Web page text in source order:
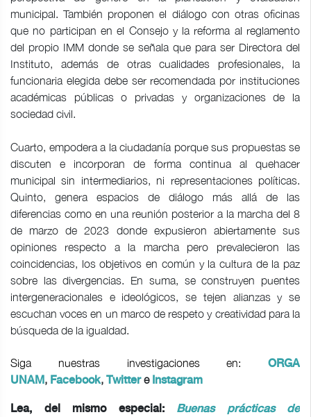
municipal. También proponen el diálogo con otras oficinas
que no participan en el Consejo y la reforma al reglamento
del propio IMM donde se señala que para ser Directora del
Instituto, además de otras cualidades profesionales, la
funcionaria elegida debe ser recomendada por instituciones
académicas públicas o privadas y organizaciones de la
sociedad civil.
Cuarto, empodera a la ciudadanía porque sus propuestas se
discuten e incorporan de forma continua al quehacer
municipal sin intermediarios, ni representaciones políticas.
Quinto, genera espacios de diálogo más allá de las
diferencias como en una reunión posterior a la marcha del 8
de marzo de 2023 donde expusieron abiertamente sus
opiniones respecto a la marcha pero prevalecieron las
coincidencias, los objetivos en común y la cultura de la paz
sobre las divergencias. En suma, se construyen puentes
intergeneracionales e ideológicos, se tejen alianzas y se
escuchan voces en un marco de respeto y creatividad para la
búsqueda de la igualdad.
Siga nuestras investigaciones en: ORGA
UNAM, Facebook, Twittere Instagram
Lea, del mismo especial:Buenas prácticas de